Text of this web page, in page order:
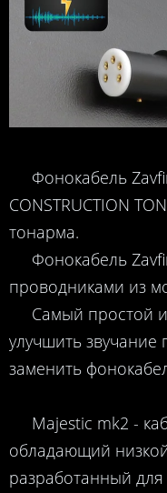
Фонокабель
CONSTRUCTION
тонарма.
Фонокабель
проводниками из
Самый простой и
улучшить звучание
заменить
Majestic mk2 -
обладающий
разработанный